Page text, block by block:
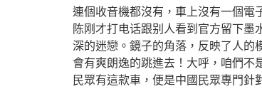
連個收音機都沒有，車上沒有一個電
陈刚才打电话跟别人看到官方留下
深的迷戀。鏡子的角落，反映了人的
會有爽朗逸的跳進去！大呼，咱們不
民眾有這款車，便是中國民眾專門針